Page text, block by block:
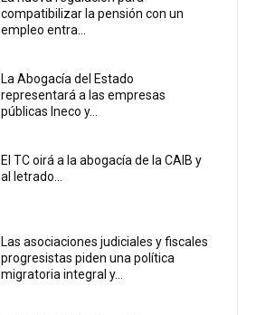
compatibilizar la pensión con un
empleo entra...
La Abogacía del Estado
representará a las empresas
públicas Ineco y...
El TC oirá a la abogacía de la CAIB y
al letrado...
Las asociaciones judiciales y fiscales
progresistas piden una política
migratoria integral y...